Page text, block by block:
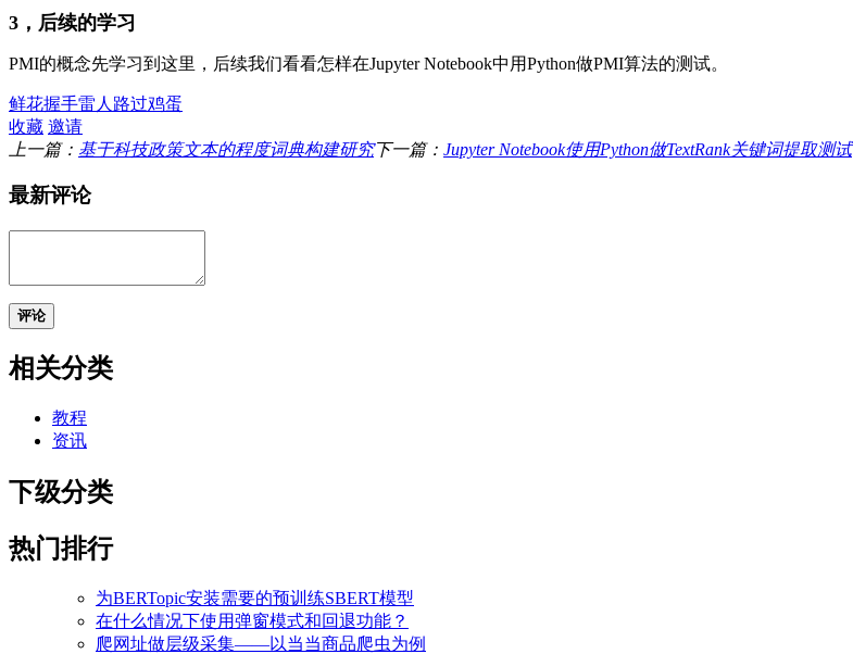
3，后续的学习
PMI的概念先学习到这里，后续我们看看怎样在Jupyter Notebook中用Python做PMI算法的测试。
鲜花握手雷人 路过鸡蛋
收藏 邀请
上一篇： 基于科技政策文本的程度词典构建研究下一篇： Jupyter Notebook使用Python做TextRank关键词提取测试
最新评论
评论
相关分类
教程
资讯
下级分类
热门排行
为BERTopic安装需要的预训练SBERT模型
在什么情况下使用弹窗模式和回退功能？
爬网址做层级采集——以当当商品爬虫为例